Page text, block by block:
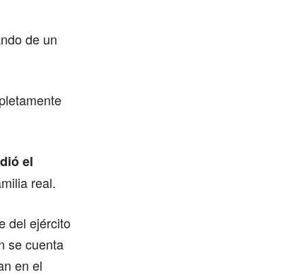
de un
el
real.
del ejército
se cuenta
en el